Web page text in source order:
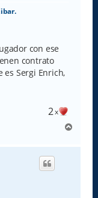
con ese
contrato
es Sergi Enrich,
2x
r